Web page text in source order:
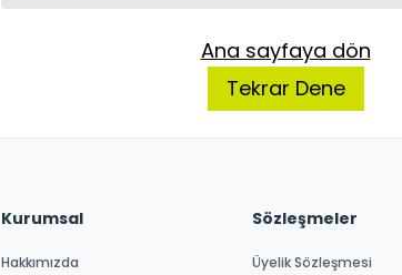
Ana sayfaya dön
Tekrar Dene
Kurumsal
Hakkımızda
Sözleşmeler
Üyelik Sözleşmesi